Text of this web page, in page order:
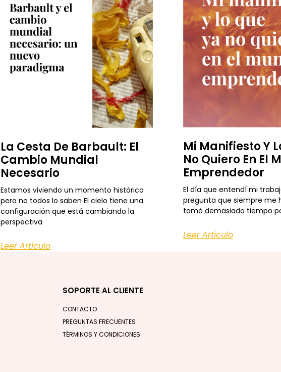
La Cesta De Barbault: El
Cambio Mundial
Necesario
Estamos viviendo un momento histórico
pero no todos lo saben El cielo tiene una
configuración que está cambiando la
perspectiva
Leer Artículo
Mi Manifiesto Y
No Quiero En El
Emprendedor
El día que entendí mi
pregunta que siempre me
tomó demasiado tiempo
Leer Artículo
SOPORTE AL CLIENTE
CONTACTO
PREGUNTAS FRECUENTES
TÉRMINOS Y CONDICIONES